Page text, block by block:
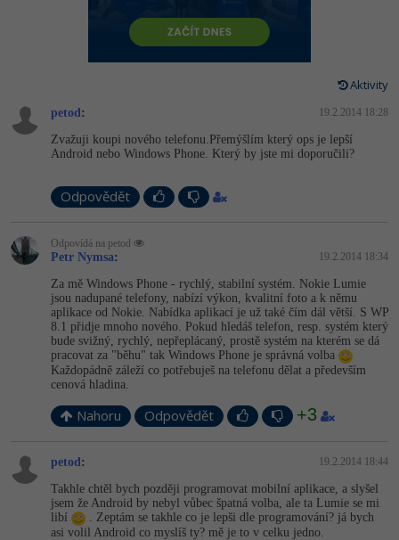
HTML5, CSS3, Bootstrap, SEO
UML a návrhové vzory
React
Spring
ASP.NET MVC
Django
Best practices
HTML / CSS
UML a návrhové vzory
MySQL/MariaDB
MS-SQL
SQLite
Webdesigner
Grafik / UX/UI návrhář
3D grafik
Projektový manažer
Databázový analytik
Copywriter
SEO specialista
-80%
C++ -80%
Swift
C -80%
VB.NET
SQL
Návrh SW
-41%
Pro děti
Digitální gramotnost
Marketing
SEO -30%
UX
Copywriting -30%
MS Office -80%
Windows
Linux
Photoshop -80%
Adobe Illustrator -80%
Adobe XD -15%
Adobe InDesign -25%
Inkscape
Fotografování -80%
Fórum
Aktivity
petod: 19.2.2014 18:28
Zvažuji koupi nového telefonu.Přemýšlím který ops je lepší
Android nebo Windows Phone. Který by jste mi doporučili?
Odpovědět
Odpovídá na petod
Petr Nymsa: 19.2.2014 18:34
Za mě Windows Phone - rychlý, stabilní systém. Nokie Lumie
jsou nadupané telefony, nabízí výkon, kvalitní foto a k němu
aplikace od Nokie. Nabídka aplikací je už také čím dál větší. S WP
8.1 přidje mnoho nového. Pokud hledáš telefon, resp. systém který
bude svižný, rychlý, nepřeplácaný, prostě systém na kterém se dá
pracovat za "běhu" tak Windows Phone je správná volba
Každopádně záleží co potřebuješ na telefonu dělat a především
cenová hladina.
Nahoru Odpovědět +3
petod : 19.2.2014 18:44
Takhle chtěl bych později programovat mobilní aplikace, a slyšel
jsem že Android by nebyl vůbec špatná volba, ale ta Lumie se mi
libí
. Zeptám se takhle co je lepši dle programování? já bych
asi volil Android co myslíš ty? mě je to v celku jedno.